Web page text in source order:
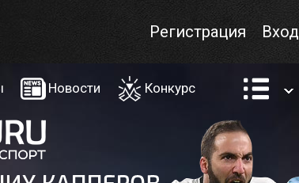
Вход
Регистрация
Новости Конкурс